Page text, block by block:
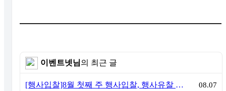
이벤트넷님의 최근 글
[행사입찰]8월 첫째 주 행사입찰, 행사유찰 결과 08.07